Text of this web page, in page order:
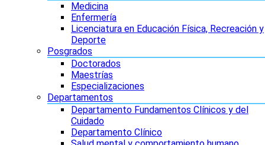
Medicina
Enfermería
Licenciatura en Educación Física, Recreación y
Deporte
Posgrados
Doctorados
Maestrías
Especializaciones
Departamentos
Departamento Fundamentos Clínicos y del
Cuidado
Departamento Clínico